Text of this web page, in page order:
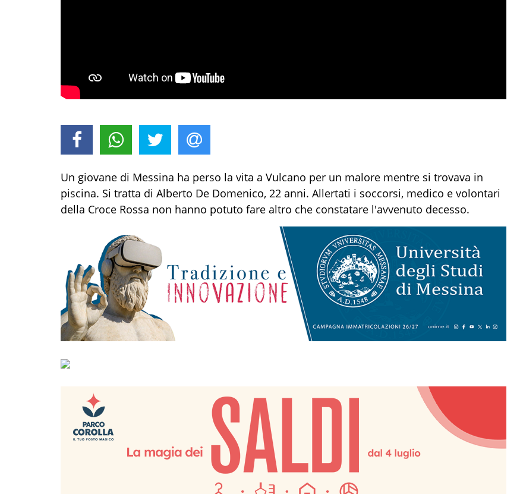
Un giovane di Messina ha perso la vita a Vulcano per un malore mentre si trovava in
piscina. Si tratta di Alberto De Domenico, 22 anni. Allertati i soccorsi, medico e volontari
della Croce Rossa non hanno potuto fare altro che constatare l'avvenuto decesso.